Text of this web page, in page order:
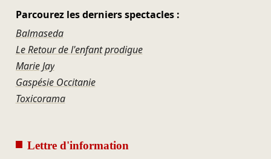
Parcourez les derniers spectacles :
Balmaseda
Le Retour de l'enfant prodigue
Marie Jay
Gaspésie Occitanie
Toxicorama
Lettre d'information